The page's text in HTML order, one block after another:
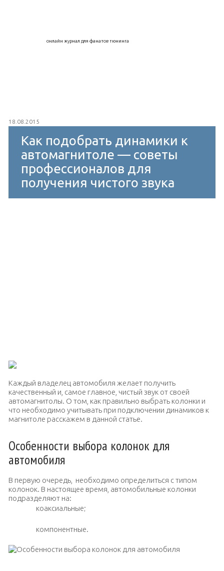
онлайн журнал для фанатов тюнинга
18.08.2015
Как подобрать динамики к
автомагнитоле — советы
профессионалов для
получения чистого звука
Каждый владелец автомобиля желает получить
качественный и, самое главное, чистый звук от своей
автомагнитолы. О том, как правильно выбрать колонки и
что необходимо учитывать при подключении динамиков к
магнитоле расскажем в данной статье.
Особенности выбора колонок для
автомобиля
В первую очередь, необходимо определиться с типом
колонок. В настоящее время, автомобильные колонки
подразделяют на:
коаксиальные;
компонентные.